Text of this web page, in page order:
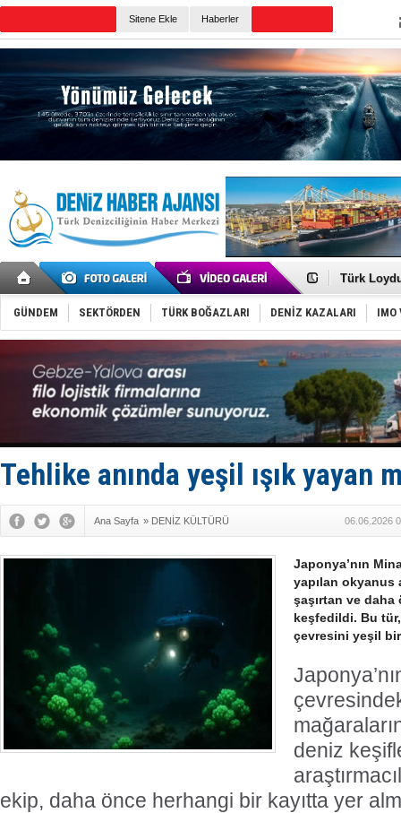
Sitene Ekle Haberler
Baltık
Runit
Türk
Hüseyin
Hat-San
Med
Tekne, su
Dışişleri
Depo ve
Kruvaziyer
GÜNDEM SEKTÖRDEN TÜRK BOĞAZLARI DENİZ KAZALARI IMO
Tehlike anında yeşil ışık yayan
Ana Sayfa » DENİZ KÜLTÜRÜ 06.06.2026
Japonya’nın
yapılan okyanus
şaşırtan ve
keşfedildi. Bu
çevresini yeşil bir
deniz
ekip, daha önce herhangi bir kayıtta yer